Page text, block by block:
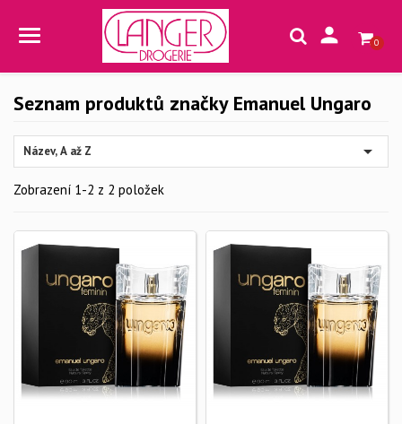
 0
Seznam produktů značky Emanuel Ungaro
Název, A až Z 
Zobrazení 1-2 z 2 položek